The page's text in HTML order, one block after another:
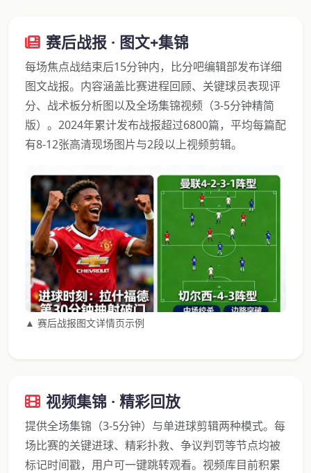
赛后战报 · 图文+集锦
每场焦点战结束后15分钟内，比分吧编辑部发布详细
图文战报。内容涵盖比赛进程回顾、关键球员表现评
分、战术板分析图以及全场集锦视频（3-5分钟精简
版）。2024年累计发布战报超过6800篇，平均每篇配
有8-12张高清现场图片与2段以上视频剪辑。
▲ 赛后战报图文详情页示例
视频集锦 · 精彩回放
提供全场集锦（3-5分钟）与单进球剪辑两种模式。每
场比赛的关键进球、精彩扑救、争议判罚等节点均被
标记时间戳，用户可一键跳转观看。视频库目前积累